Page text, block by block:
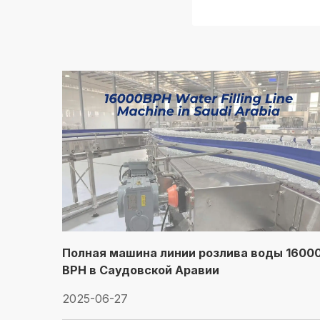
Полная машина линии розлива воды
BPH в Саудовской Аравии
2025-06-27